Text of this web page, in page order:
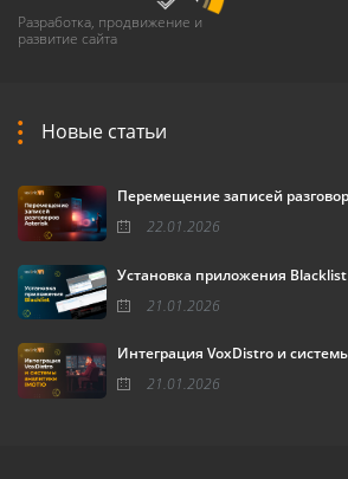
Разработка, продвижение и
развитие сайта
Новые статьи
Перемещение записей
22.01.2026
Установка приложения Blacklist
21.01.2026
Интеграция VoxDistro и
21.01.2026